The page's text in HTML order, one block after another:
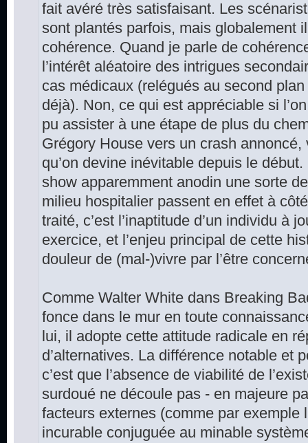
fait avéré très satisfaisant. Les
sont plantés parfois, mais globalement
cohérence. Quand je parle de
l’intérêt aléatoire des intrigues
cas médicaux (relégués au second
déjà). Non, ce qui est appréciable si
pu assister à une étape de plus du
Grégory House vers un crash
qu’on devine inévitable depuis le
show apparemment anodin une sorte
milieu hospitalier passent en effet à
traité, c’est l’inaptitude d’un individu à
exercice, et l’enjeu principal de cette
douleur de (mal-)vivre par l’être
Comme Walter White dans Breaking
fonce dans le mur en toute
lui, il adopte cette attitude radicale en
d’alternatives. La différence notable et
c’est que l’absence de viabilité de
surdoué ne découle pas - en majeure
facteurs externes (comme par exemple
incurable conjuguée au minable